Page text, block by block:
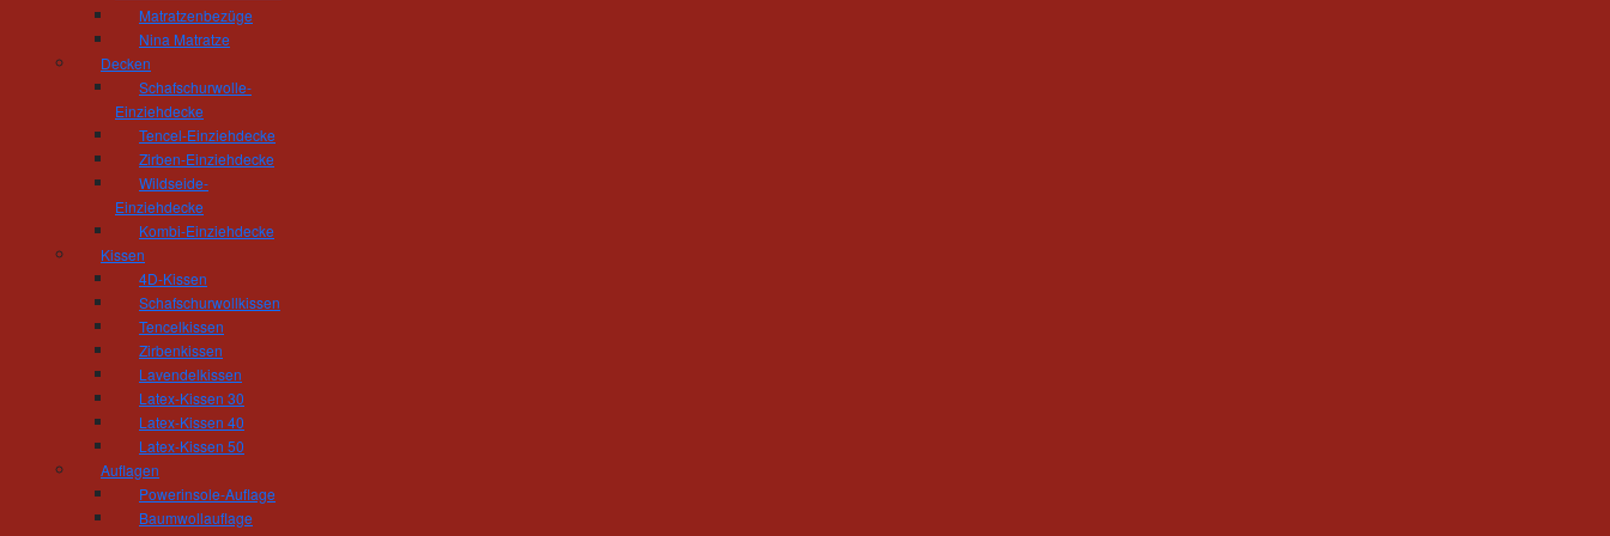
Matratzenbezüge
Nina Matratze
Decken
Schafschurwolle-
Einziehdecke
Tencel-Einziehdecke
Zirben-Einziehdecke
Wildseide-
Einziehdecke
Kombi-Einziehdecke
Kissen
4D-Kissen
Schafschurwollkissen
Tencelkissen
Zirbenkissen
Lavendelkissen
Latex-Kissen 30
Latex-Kissen 40
Latex-Kissen 50
Auflagen
Powerinsole-Auflage
Baumwollauflage
In einem zweiten Schritt kommen wir zu Ihnen und nehmen den zu gestaltenden Raum in Augenschein.
Wie sind die Lichtverhältnisse, welche räumlichen Bedingungen sind gegeben und wo wären vielleicht
auch bauliche Veränderungen möglich? Wir nehmen Aufmaß und erstellen dann im Anschluss einen
ersten Vorschlag.
So könnte es aussehen.
Während einer Präsentation in unserem Hause stellen wir Ihnen unser Gestaltungskonzept vor:
Möbelentwürfe, die Farben, Materialien, die Planung des Lichts. Begutachten Sie die vorgeschlagenen
Vorhänge oder Gardinen, Leuchten und andere Wohnaccessoires. Sagen Sie auch, wenn Ihnen andere
werden im endgültigen Angebot konkretisiert.
Sie haben sich entschieden.
Bei der anschließenden Verwirklichung Ihrer Wohnträume arbeiten wir mit zuverlässigen Meisterkollegen
unserer Region zusammen. Doch ob es um unsere eigenen Tischlerarbeiten geht oder die Leistungen des
Malers, Fliesenlegermeisters, Elektrikers oder Raumausstatters: wir behalten die Fäden in der Hand und
sind während der gesamten Bauphase Ihr Ansprechpartner.